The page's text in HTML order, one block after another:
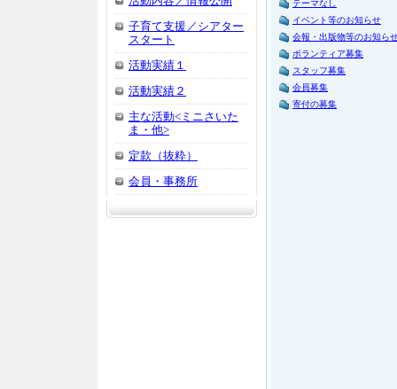
子育て支援／シアター
スタート
活動実績１
活動実績２
主な活動<ミニさいた
ま・他>
定款（抜粋）
会員・事務所
テーマなし
イベント等のお知らせ
会報・出版物等のお知ら
ボランティア募集
スタッフ募集
会員募集
寄付の募集